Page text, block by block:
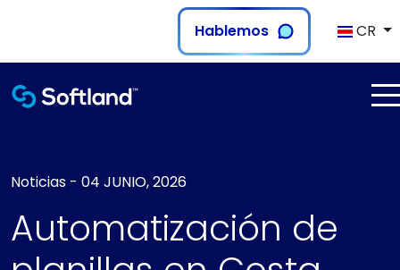
Hablemos CR
Noticias - 04 JUNIO, 2026
Automatización de